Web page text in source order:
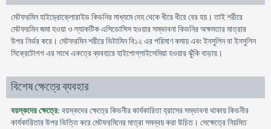
মেটফরমিন হাইড্রোক্লোরাইড কিডনির মাধ্যমে দেহ থেকে ধীরে ধীরে বের হয়। তাই শরীরে
মেটফরমিন জমা হওয়া ও ল্যাকটিক এসিডোসিস হওয়ার সম্ভাবনা কিডনির অক্ষমতার মাত্রার
উপর নির্ভর করে। মেটফরমিন শরীরে ভিটামিন বি১২ এর পরিমাণ কমায় এবং ইনসুলিন বা ইনসুলিন
সিক্রেটোগগ এর সাথে একত্রে ব্যবহারে হাইপোগ্লাইসেমিয়া হওয়ার ঝুঁকি বাড়ায়।
বিশেষ ক্ষেত্রে ব্যবহার
বয়স্কদের ক্ষেত্রে: বয়স্কদের ক্ষেত্রে কিডনীর কার্যকারিতা হ্রাসের সম্ভাবনা থাকায় কিডনীর
কার্যকারিতার উপর ভিত্তি করে মেটফরমিনের মাত্রা সমন্বয় করা উচিত। সেক্ষেত্রে নিয়মিত